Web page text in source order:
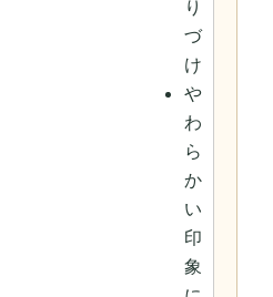
り
づ
け
や
わ
ら
か
い
印
象